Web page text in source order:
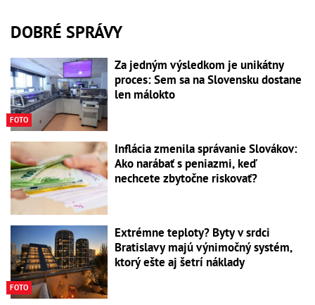
DOBRÉ SPRÁVY
FOTO
Za jedným výsledkom je unikátny
proces: Sem sa na Slovensku dostane
len málokto
Inflácia zmenila správanie Slovákov:
Ako narábať s peniazmi, keď
nechcete zbytočne riskovať?
FOTO
Extrémne teploty? Byty v srdci
Bratislavy majú výnimočný systém,
ktorý ešte aj šetrí náklady